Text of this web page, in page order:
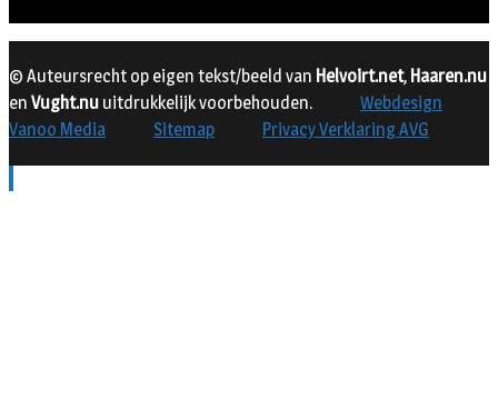
© Auteursrecht op eigen tekst/beeld van Helvoirt.net, Haaren.nu
en Vught.nu uitdrukkelijk voorbehouden.
Webdesign
Vanoo Media
Sitemap Privacy Verklaring AVG